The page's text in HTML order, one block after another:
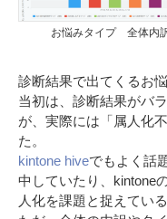
お悩みタイプ 全体内
診断結果で出てくるお
当初は、診断結果がバ
が、実際には「属人化
た。
kintone hiveでもよく話
中していたり、kintone
人化を課題と捉えてい